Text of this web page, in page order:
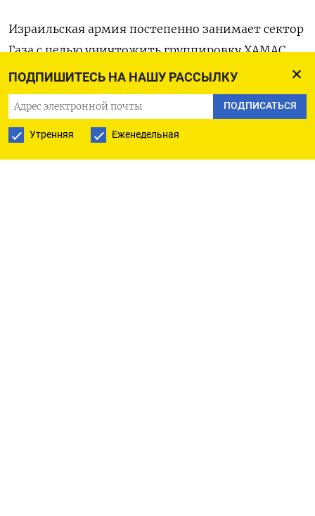
ПОДПИШИТЕСЬ НА НАШУ РАССЫЛКУ
ПОДПИСАТЬСЯ
Утренняя Еженедельная
Израильская армия постепенно занимает сектор
Газа с целью уничтожить группировку ХАМАС.
В анклаве находятся и более 240 захваченных
террористами заложников, среди которых
может быть 10 американцев.